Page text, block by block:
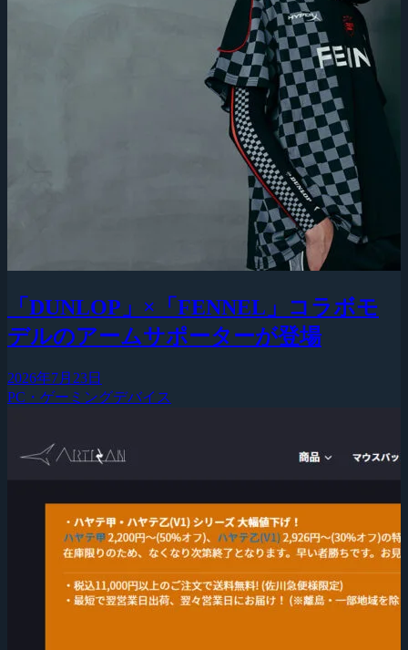
「DUNLOP」×「FENNEL」コラボモ
デルのアームサポーターが登場
2026年7月23日
PC・ゲーミングデバイス